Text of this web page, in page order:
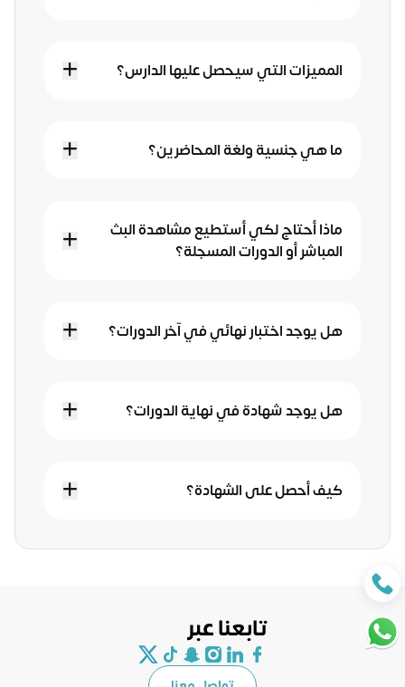
المميزات التي سيحصل عليها الدارس؟
ما هي جنسية ولغة المحاضرين؟
ماذا أحتاج لكي أستطيع مشاهدة البث
المباشر أو الدورات المسجلة؟
هل يوجد اختبار نهائي في آخر الدورات؟
هل يوجد شهادة في نهاية الدورات؟
كيف أحصل على الشهادة؟
تابعنا عبر